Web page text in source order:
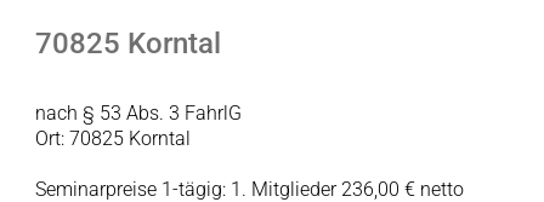
70825 Korntal
nach § 53 Abs. 3 FahrlG
Ort: 70825 Korntal
Seminarpreise 1-tägig: 1. Mitglieder 236,00 € netto